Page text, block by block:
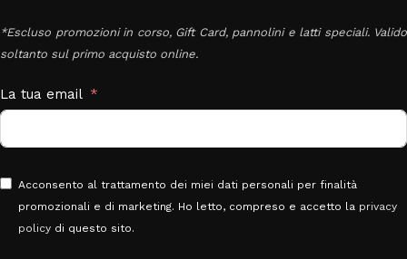
*Escluso promozioni in corso, Gift Card, pannolini e latti speciali. Valido
soltanto sul primo acquisto online.
La tua email
Acconsento al trattamento dei miei dati personali per finalità
promozionali e di marketing. Ho letto, compreso e accetto la privacy
policy di questo sito.